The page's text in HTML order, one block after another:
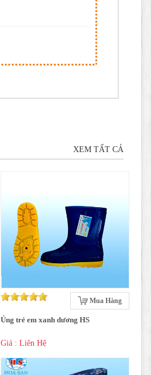
XEM TẤT CẢ
Mua Hàng
Ủng trẻ em xanh dương HS
Giá : Liên Hệ